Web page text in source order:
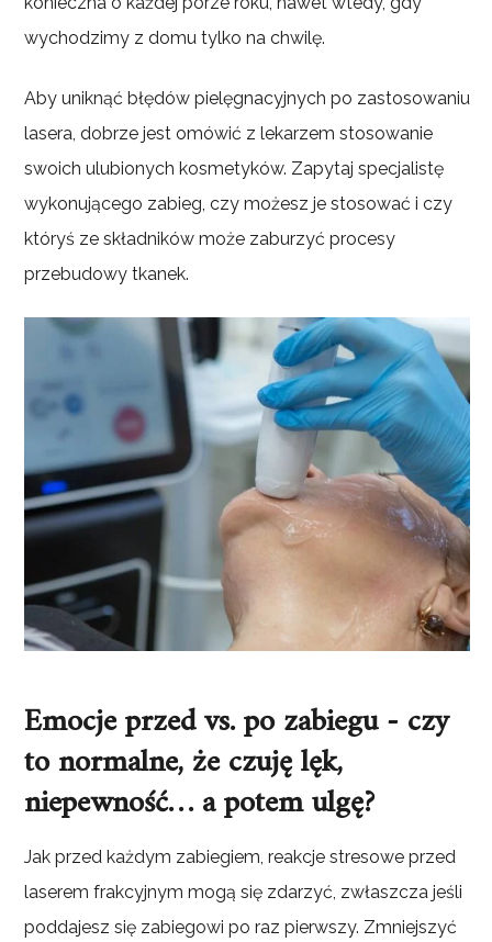
wychodzimy z domu tylko na chwilę.
Aby uniknąć błędów pielęgnacyjnych po zastosowaniu
lasera, dobrze jest omówić z lekarzem stosowanie
swoich ulubionych kosmetyków. Zapytaj specjalistę
wykonującego zabieg, czy możesz je stosować i czy
któryś ze składników może zaburzyć procesy
przebudowy tkanek.
Emocje przed vs. po zabiegu - czy
to normalne, że czuję lęk,
niepewność… a potem ulgę?
Jak przed każdym zabiegiem, reakcje stresowe przed
laserem frakcyjnym mogą się zdarzyć, zwłaszcza jeśli
poddajesz się zabiegowi po raz pierwszy. Zmniejszyć